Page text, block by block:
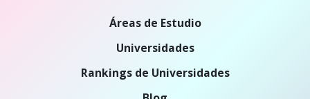
Áreas de Estudio
Universidades
Rankings de Universidades